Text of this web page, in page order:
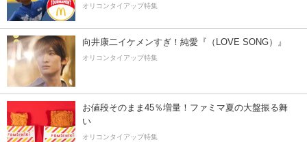
オリコンタイアップ特集
向井康二イケメンすぎ！純愛『（LOVE SONG）』
オリコンタイアップ特集
お値段そのまま45％増量！ファミマ夏の大盤振る舞
い
オリコンタイアップ特集